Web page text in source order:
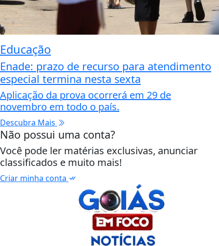
Educação
Enade: prazo de recurso para atendimento
especial termina nesta sexta
Aplicação da prova ocorrerá em 29 de
novembro em todo o país.
Descubra Mais
Não possui uma conta?
Você pode ler matérias exclusivas, anunciar
classificados e muito mais!
Criar minha conta